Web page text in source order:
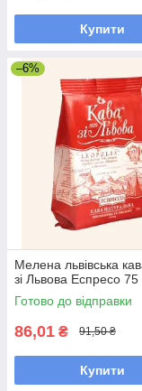
Купити
–6%
Мелена львівська
зі Львова Еспресо 75
Готово до відправки
86,01 ₴ 91,50 ₴
Купити